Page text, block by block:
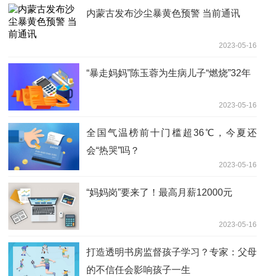
内蒙古发布沙尘暴黄色预警 当前通讯
2023-05-16
“暴走妈妈”陈玉蓉为生病儿子“燃烧”32年
2023-05-16
全国气温榜前十门槛超36℃，今夏还
会“热哭”吗？
2023-05-16
“妈妈岗”要来了！最高月薪12000元
2023-05-16
打造透明书房监督孩子学习？专家：父母
的不信任会影响孩子一生